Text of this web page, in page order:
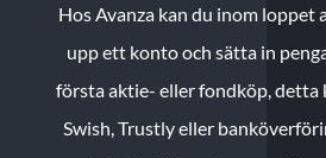
Hos Avanza kan du inom loppet
upp ett konto och sätta in
första aktie- eller fondköp, detta
Swish, Trustly eller